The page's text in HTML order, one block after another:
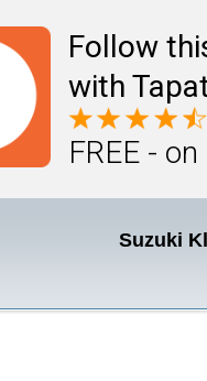
Follow
with
FREE -
Suzuki